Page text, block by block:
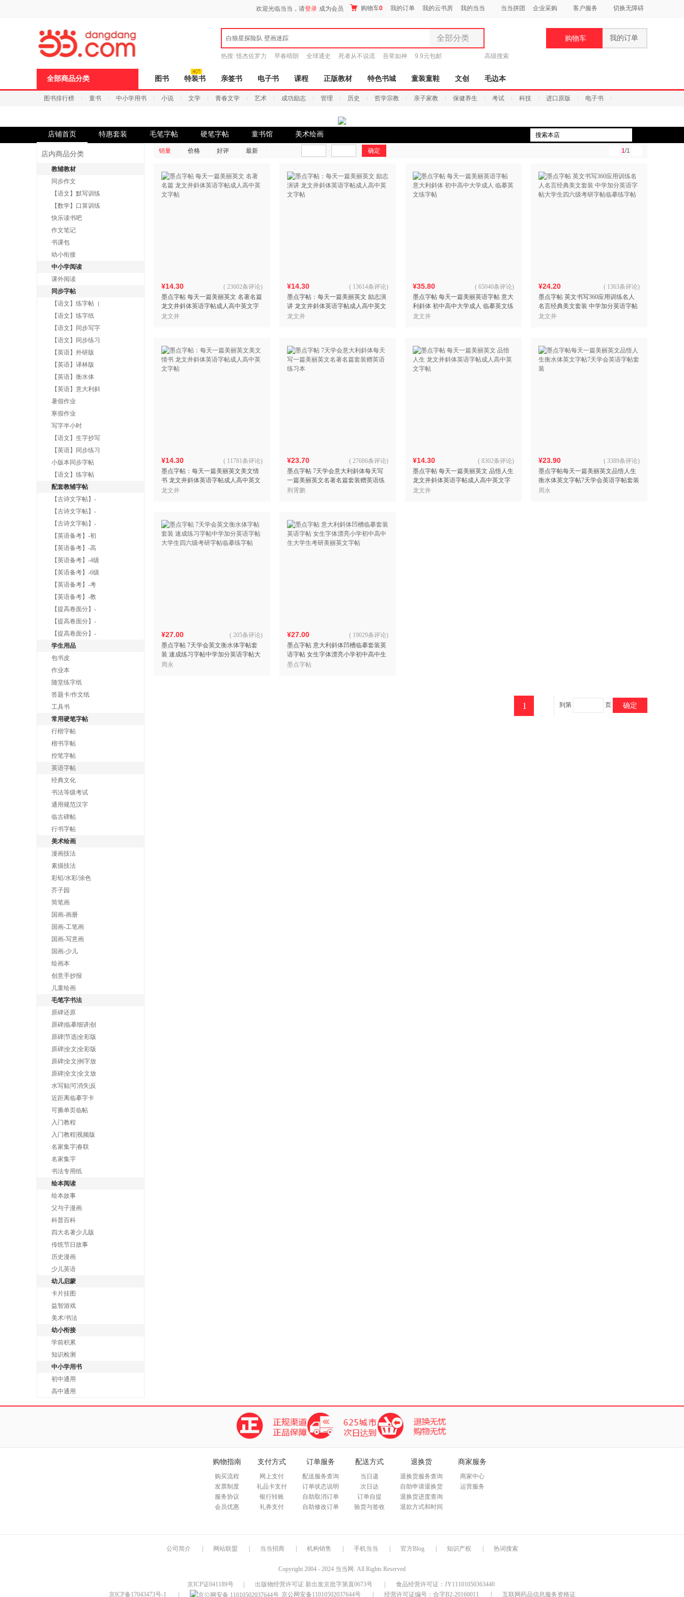
欢迎光临当当，请登录 成为会员 购物车0 我的订单 我的云书房 我的当当 当当拼团 企业采购 客户服务 切换无障碍
白狼星探险队 壁画迷踪 全部分类
全部分类
图书
电子书
音像
时尚美妆
童装童鞋
家居日用
手机通讯
数码影音
家用电器
热搜: 怪杰佐罗力 早春晴朗 全球通史 死者从不说谎 吾辈如神 9.9元包邮 高级搜索
购物车 我的订单
全部商品分类 图书 特装书 亲签书 电子书 课程 正版教材 特色书城 童装童鞋 文创 毛边本
图书排行榜 童书 中小学用书 小说 文学 青春文学 艺术 成功励志 管理 历史 哲学宗教 亲子家教 保健养生 考试 科技 进口原版 电子书
店铺首页 特惠套装 毛笔字帖 硬笔字帖 童书馆 美术绘画
店内商品分类
教辅教材
同步作文
【语文】默写训练
【数学】口算训练
快乐读书吧
作文笔记
书课包
幼小衔接
中小学阅读
课外阅读
同步字帖
【语文】练字帖（
【语文】练字纸
【语文】同步写字
【语文】同步练习
【英语】外研版
【英语】译林版
【英语】衡水体
【英语】意大利斜
暑假作业
寒假作业
写字半小时
【语文】生字抄写
【英语】同步练习
小版本同步字帖
【语文】练字帖
配套教辅字帖
【古诗文字帖】-
【古诗文字帖】-
【古诗文字帖】-
【英语备考】-初
【英语备考】-高
【英语备考】-4级
【英语备考】-6级
【英语备考】-考
【英语备考】-教
【提高卷面分】-
【提高卷面分】-
【提高卷面分】-
学生用品
包书皮
作业本
随堂练字纸
答题卡/作文纸
工具书
常用硬笔字帖
行楷字帖
楷书字帖
控笔字帖
英语字帖
经典文化
书法等级考试
通用规范汉字
临古碑帖
行书字帖
美术绘画
漫画技法
素描技法
彩铅/水彩/涂色
芥子园
简笔画
国画-画册
国画-工笔画
国画-写意画
国画-少儿
绘画本
创意手抄报
儿童绘画
毛笔字书法
原碑还原
原碑|临摹细讲|创
原碑|节选|全彩版
原碑|全文|全彩版
原碑|全文|例字放
原碑|全文|全文放
水写贴|可消失|反
近距离临摹字卡
可撕单页临帖
入门教程
入门教程|视频版
名家集字|春联
名家集字
书法专用纸
绘本阅读
绘本故事
父与子漫画
科普百科
四大名著少儿版
传统节日故事
历史漫画
少儿英语
幼儿启蒙
卡片挂图
益智游戏
美术/书法
幼小衔接
学前积累
知识检测
中小学用书
初中通用
高中通用
销量 价格 好评 最新 1/1
¥14.30
墨点字帖 每天一篇美丽英文 名著名篇
龙文井斜体英语字帖成人高中英文字
帖
( 23602条评论)
龙文井
¥14.30
墨点字帖：每天一篇美丽英文 励志演
讲 龙文井斜体英语字帖成人高中英文
字帖
( 13614条评论)
龙文井
¥35.80
墨点字帖 每天一篇美丽英语字帖 意大
利斜体 初中高中大学成人 临摹英文练
字帖
( 65040条评论)
龙文井
¥24.20
墨点字帖 英文书写360应用训练名人
名言经典美文套装 中学加分英语字帖
大学生四六级考研字帖临摹练字帖
( 1363条评论)
龙文井
¥14.30
墨点字帖：每天一篇美丽英文美文情
书 龙文井斜体英语字帖成人高中英文
字帖
( 11781条评论)
龙文井
¥23.70
墨点字帖 7天学会意大利斜体每天写
一篇美丽英文名著名篇套装赠英语练
习本
( 27686条评论)
荆霄鹏
¥14.30
墨点字帖 每天一篇美丽英文 品悟人生
龙文井斜体英语字帖成人高中英文字
帖
( 8302条评论)
龙文井
¥23.90
墨点字帖每天一篇美丽英文品悟人生
衡水体英文字帖7天学会英语字帖套装
( 3389条评论)
周永
¥27.00
墨点字帖 7天学会英文衡水体字帖套
装 速成练习字帖中学加分英语字帖大
学生四六级考研字帖临摹练字帖
( 205条评论)
周永
¥27.00
墨点字帖 意大利斜体凹槽临摹套装英
语字帖 女生字体漂亮小学初中高中生
大学生考研美丽英文字帖
( 19029条评论)
墨点字帖
到第 页 确定
1
页
浪
购物指南
购买流程
发票制度
服务协议
会员优惠
支付方式
网上支付
礼品卡支付
银行转账
礼券支付
订单服务
配送服务查询
订单状态说明
自助取消订单
自助修改订单
配送方式
当日递
次日达
订单自提
验货与签收
退换货
退换货服务查询
自助申请退换货
退换货进度查询
退款方式和时间
商家服务
商家中心
运营服务
公司简介 网站联盟 当当招商 机构销售 手机当当 官方Blog 知识产权 热词搜索
Copyright 2004 - 2024 当当网. All Rights Reserved
京ICP证041189号 出版物经营许可证 新出发京批字第直0673号
食品经营许可证：JY11101050363440
京ICP备17043473号-1
京公网安备11010502037644号 经营许可证编号：合字B2-20160011 互联网药品信息服务资格证